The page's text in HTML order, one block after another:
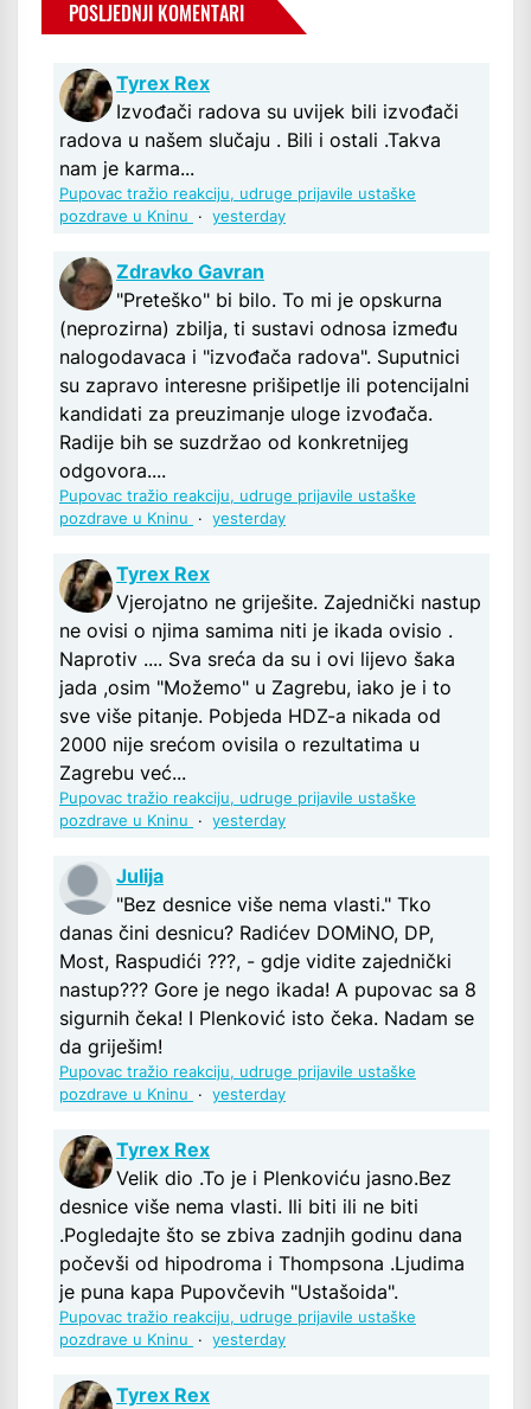
POSLJEDNJI KOMENTARI
Tyrex Rex
Izvođači radova su uvijek bili izvođači
radova u našem slučaju . Bili i ostali .Takva
nam je karma...
Pupovac tražio reakciju, udruge prijavile ustaške
pozdrave u Kninu
· yesterday
Zdravko Gavran
"Preteško" bi bilo. To mi je opskurna
(neprozirna) zbilja, ti sustavi odnosa između
nalogodavaca i "izvođača radova". Suputnici
su zapravo interesne prišipetlje ili potencijalni
kandidati za preuzimanje uloge izvođača.
Radije bih se suzdržao od konkretnijeg
odgovora....
Pupovac tražio reakciju, udruge prijavile ustaške
pozdrave u Kninu
· yesterday
Tyrex Rex
Vjerojatno ne griješite. Zajednički nastup
ne ovisi o njima samima niti je ikada ovisio .
Naprotiv .... Sva sreća da su i ovi lijevo šaka
jada ,osim "Možemo" u Zagrebu, iako je i to
sve više pitanje. Pobjeda HDZ-a nikada od
2000 nije srećom ovisila o rezultatima u
Zagrebu već...
Pupovac tražio reakciju, udruge prijavile ustaške
pozdrave u Kninu
· yesterday
Julija
"Bez desnice više nema vlasti." Tko
danas čini desnicu? Radićev DOMiNO, DP,
Most, Raspudići ???, - gdje vidite zajednički
nastup??? Gore je nego ikada! A pupovac sa 8
sigurnih čeka! I Plenković isto čeka. Nadam se
da griješim!
Pupovac tražio reakciju, udruge prijavile ustaške
pozdrave u Kninu
· yesterday
Tyrex Rex
Velik dio .To je i Plenkoviću jasno.Bez
desnice više nema vlasti. Ili biti ili ne biti
.Pogledajte što se zbiva zadnjih godinu dana
počevši od hipodroma i Thompsona .Ljudima
je puna kapa Pupovčevih "Ustašoida".
Pupovac tražio reakciju, udruge prijavile ustaške
pozdrave u Kninu
· yesterday
Tyrex Rex